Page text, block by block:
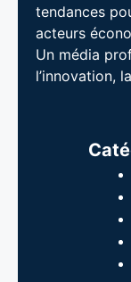
tendances
acteurs
Un média
l’innovation,